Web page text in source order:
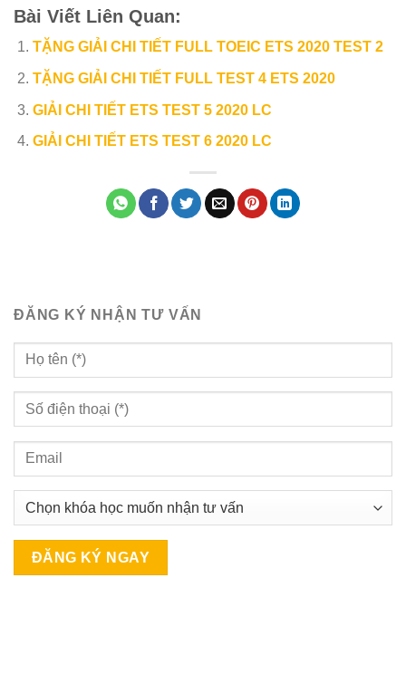
Bài Viết Liên Quan:
TẶNG GIẢI CHI TIẾT FULL TOEIC ETS 2020 TEST 2
TẶNG GIẢI CHI TIẾT FULL TEST 4 ETS 2020
GIẢI CHI TIẾT ETS TEST 5 2020 LC
GIẢI CHI TIẾT ETS TEST 6 2020 LC
ĐĂNG KÝ NHẬN TƯ VẤN